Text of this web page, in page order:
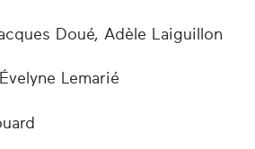
Doué, Adèle Laiguillon
Lemarié